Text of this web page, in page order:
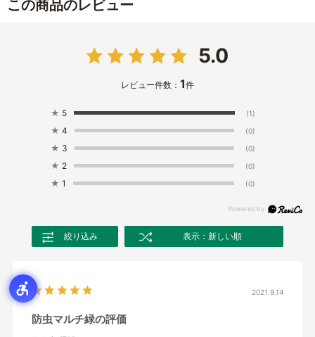
この商品のレビュー
5.0
レビュー件数： 1件
★ 5 (1)
★ 4 (0)
★ 3 (0)
★ 2 (0)
★ 1 (0)
絞り込み 表示：新しい順
2021.9.14
防虫マルチ緑の評価